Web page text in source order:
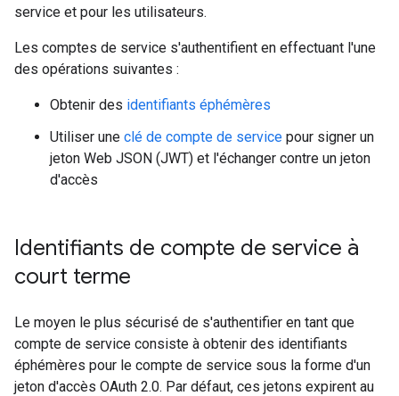
service et pour les utilisateurs.
Les comptes de service s'authentifient en effectuant l'une
des opérations suivantes :
Obtenir des identifiants éphémères
Utiliser une clé de compte de service pour signer un
jeton Web JSON (JWT) et l'échanger contre un jeton
d'accès
Identifiants de compte de service à
court terme
Le moyen le plus sécurisé de s'authentifier en tant que
compte de service consiste à obtenir des identifiants
éphémères pour le compte de service sous la forme d'un
jeton d'accès OAuth 2.0. Par défaut, ces jetons expirent au